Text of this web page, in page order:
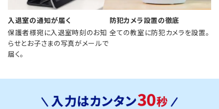
入退室の通知が届く
保護者様宛に入退室時刻のお知
らせとお子さまの写真がメールで
届く。
防犯カメラ設置の徹底
全ての教室に防犯カメラを設置。